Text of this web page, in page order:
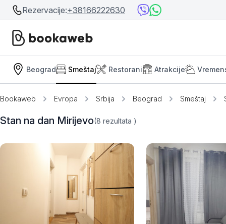
Rezervacije:+38166222630
Srbija
Bosna i Hercegovina
Crna Gora
Srbija
Niš
Srebrno jezero
Prolom Banja
Užice
Beograd Smeštaj Restorani Atrakcije
Bookaweb Evropa Srbija Beograd Smeštaj
Stan na dan Mirijevo(8 rezultata )